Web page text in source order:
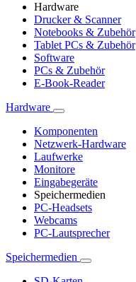
Hardware
Drucker & Scanner
Notebooks & Zubehör
Tablet PCs & Zubehör
Software
PCs & Zubehör
E-Book-Reader
Hardware
Komponenten
Netzwerk-Hardware
Laufwerke
Monitore
Eingabegeräte
Speichermedien
PC-Headsets
Webcams
PC-Lautsprecher
Speichermedien